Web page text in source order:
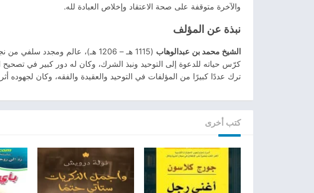
والآخرة متوقفة على صحة الاعتقاد وإخلاص العبادة لله.
نبذة عن المؤلف
الشيخ محمد بن عبدالوهاب (1115 هـ – 1206 هـ)، عالم ومجدد سلفي من نجد في شبه الجزيرة العربية.
كرّس حياته للدعوة إلى التوحيد ونبذ الشرك، وكان له دور كبير في
ترك عددًا كبيرًا من المؤلفات في التوحيد والعقيدة والفقه، وكان لجهوده
كتب أخرى